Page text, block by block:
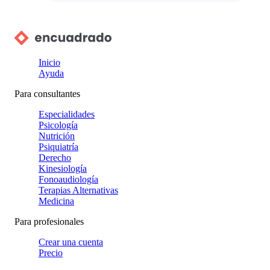
Inicio
Ayuda
Para consultantes
Especialidades
Psicología
Nutrición
Psiquiatría
Derecho
Kinesiología
Fonoaudiología
Terapias Alternativas
Medicina
Para profesionales
Crear una cuenta
Precio